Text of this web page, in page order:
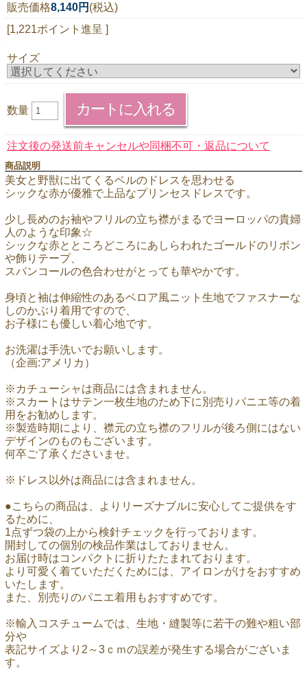
販売価格8,140円 (税込)
[1,221ポイント進呈 ]
サイズ
数量
注文後の発送前キャンセルや同梱不可・返品について
商品説明
美女と野獣に出てくるベルのドレスを思わせる
シックな赤が優雅で上品なプリンセスドレスです。
少し長めのお袖やフリルの立ち襟がまるでヨーロッパの貴婦
人のような印象☆
シックな赤とところどころにあしらわれたゴールドのリボン
や飾りテープ、
スパンコールの色合わせがとっても華やかです。
身頃と袖は伸縮性のあるベロア風ニット生地でファスナーな
しのかぶり着用ですので、
お子様にも優しい着心地です。
お洗濯は手洗いでお願いします。
（企画:アメリカ）
※カチューシャは商品には含まれません。
※スカートはサテン一枚生地のため下に別売りパニエ等の着
用をお勧めします。
※製造時期により、襟元の立ち襟のフリルが後ろ側にはない
デザインのものもございます。
何卒ご了承くださいませ。
※ドレス以外は商品には含まれません。
●こちらの商品は、よりリーズナブルに安心してご提供をす
るために、
1点ずつ袋の上から検針チェックを行っております。
開封しての個別の検品作業はしておりません。
お届け時はコンパクトに折りたたまれております。
より可愛く着ていただくためには、アイロンがけをおすすめ
いたします。
また、別売りのパニエ着用もおすすめです。
※輸入コスチュームでは、生地・縫製等に若干の難や粗い部
分や
表記サイズより2～3ｃｍの誤差が発生する場合がございま
す。
0120-221-040